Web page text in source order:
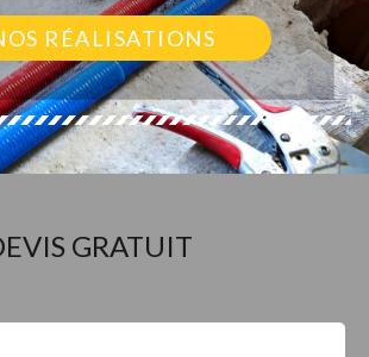
RÉALISATIONS
GRATUIT